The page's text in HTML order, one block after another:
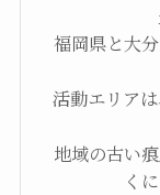
福岡県と大
活動エリア
地域の古い
く